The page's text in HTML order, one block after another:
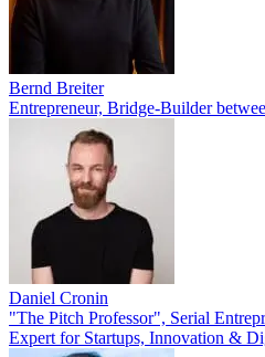
Bernd Breiter
Entrepreneur, Bridge-Builder
Daniel Cronin
"The Pitch Professor", Serial
Expert for Startups, Innovation &